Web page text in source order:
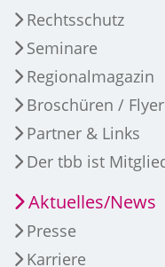
Rechtsschutz
Seminare
Regionalmagazin
Broschüren / Flyer
Partner & Links
Der tbb ist
Aktuelles/News
Presse
Karriere